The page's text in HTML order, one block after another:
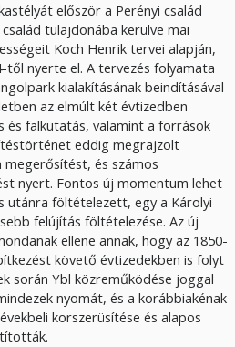
először a Perényi család
tulajdonába kerülve mai
Koch Henrik tervei alapján,
től nyerte el. A tervezés folyamata
kialakításának beindításával
az elmúlt két évtizedben
falkutatás, valamint a források
eddig megrajzolt
megerősítést, és számos
nyert. Fontos új momentum lehet
utánra föltételezett, egy a Károlyi
felújítás föltételezése. Az új
ellene annak, hogy az 1850-
követő évtizedekben is folyt
során Ybl közreműködése joggal
nyomát, és a korábbiakénak
korszerüsítése és alapos